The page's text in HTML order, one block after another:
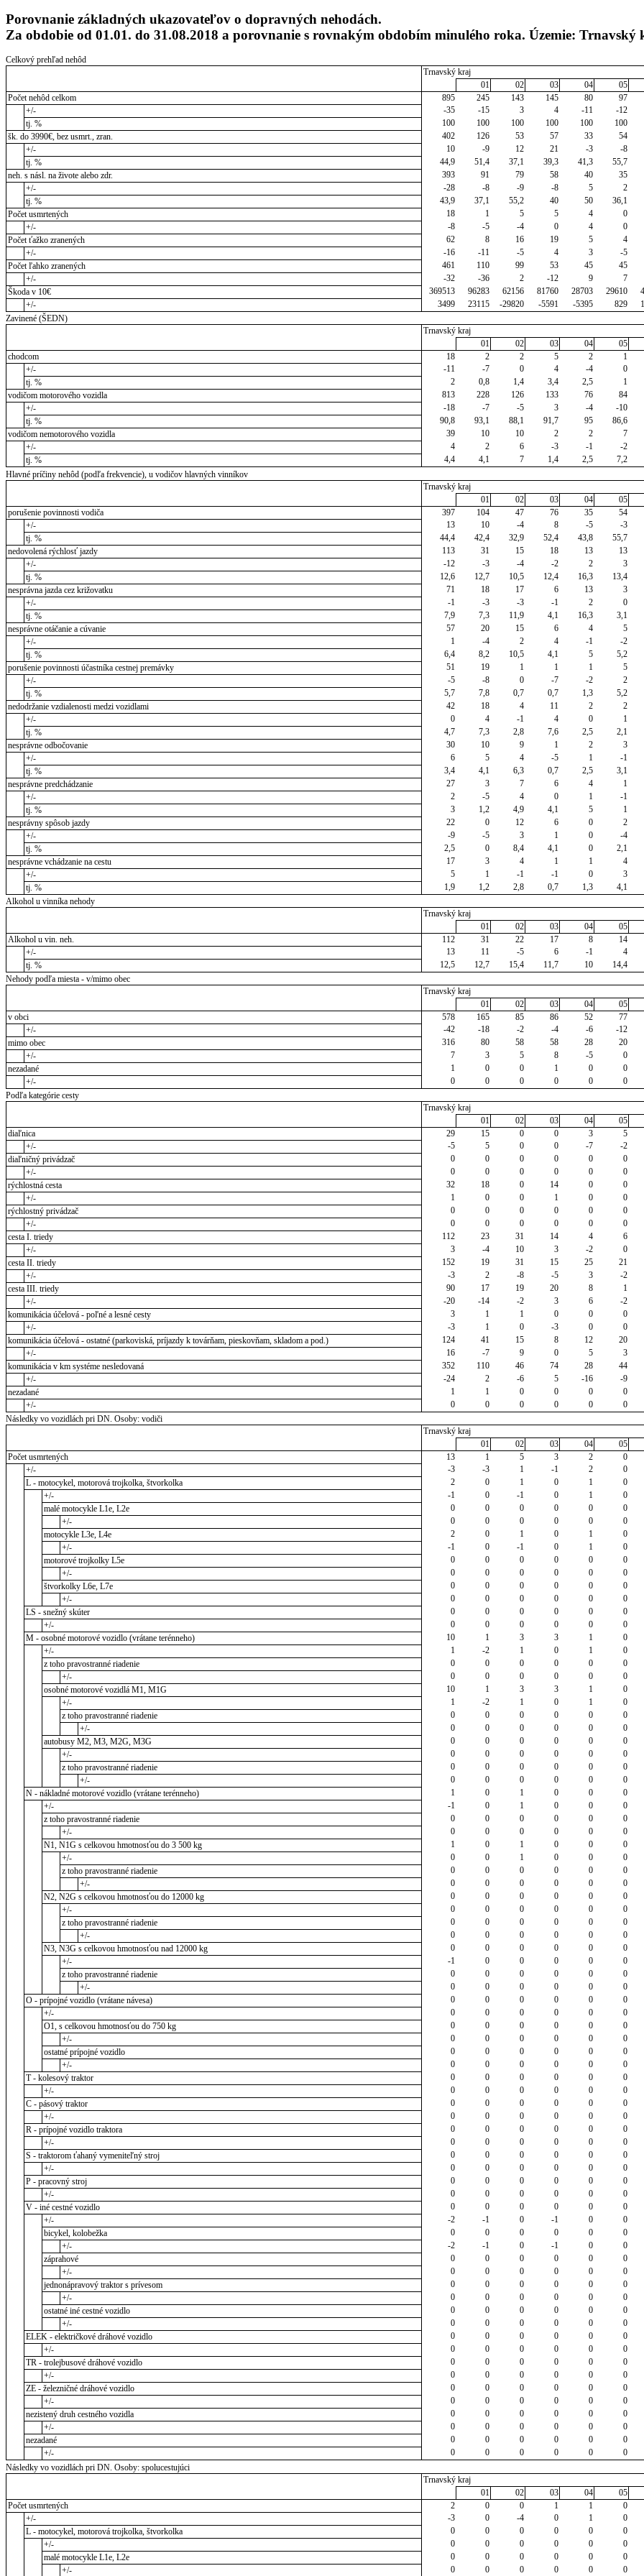
Porovnanie základných ukazovateľov o dopravných nehodách.
Za obdobie od 01.01. do 31.08.2018 a porovnanie s rovnakým obdobím minulého roka. Územie: Trnavský
Celkový prehľad nehôd
Trnavský kraj
01
02 03 04 05
Počet nehôd celkom
895 245 143 145 80 97
+/-
-35 -15 3 4 -11 -12
tj. %
100 100 100 100 100 100
šk. do 3990€, bez usmrt., zran.
402 126 53 57 33 54
+/-
10 -9 12 21 -3 -8
tj. %
44,9 51,4 37,1 39,3 41,3 55,7
neh. s násl. na živote alebo zdr.
393 91 79 58 40 35
+/-
-28 -8 -9 -8 5 2
tj. %
43,9 37,1 55,2 40 50 36,1
Počet usmrtených
18 1 5 5 4 0
+/-
-8 -5 -4 0 4 0
Počet ťažko zranených
62 8 16 19 5 4
+/-
-16 -11 -5 4 3 -5
Počet ľahko zranených
461 110 99 53 45 45
+/-
-32 -36 2 -12 9 7
Škoda v 10€
369513 96283 62156 81760 28703 29610
+/-
3499 23115 -29820 -5591 -5395 829
Zavinené (ŠEDN)
Trnavský kraj
01
02 03 04 05
chodcom
18 2 2 5 2 1
+/-
-11 -7 0 4 -4 0
tj. %
2 0,8 1,4 3,4 2,5 1
vodičom motorového vozidla
813 228 126 133 76 84
+/-
-18 -7 -5 3 -4 -10
tj. %
90,8 93,1 88,1 91,7 95 86,6
vodičom nemotorového vozidla
39 10 10 2 2 7
+/-
4 2 6 -3 -1 -2
tj. %
4,4 4,1 7 1,4 2,5 7,2
Hlavné príčiny nehôd (podľa frekvencie), u vodičov hlavných vinníkov
Trnavský kraj
01
02 03 04 05
porušenie povinnosti vodiča
397 104 47 76 35 54
+/-
13 10 -4 8 -5 -3
tj. %
44,4 42,4 32,9 52,4 43,8 55,7
nedovolená rýchlosť jazdy
113 31 15 18 13 13
+/-
-12 -3 -4 -2 2 3
tj. %
12,6 12,7 10,5 12,4 16,3 13,4
nesprávna jazda cez križovatku
71 18 17 6 13 3
+/-
-1 -3 -3 -1 2 0
tj. %
7,9 7,3 11,9 4,1 16,3 3,1
nesprávne otáčanie a cúvanie
57 20 15 6 4 5
+/-
1 -4 2 4 -1 -2
tj. %
6,4 8,2 10,5 4,1 5 5,2
porušenie povinnosti účastníka cestnej premávky
51 19 1 1 1 5
+/-
-5 -8 0 -7 -2 2
tj. %
5,7 7,8 0,7 0,7 1,3 5,2
nedodržanie vzdialenosti medzi vozidlami
42 18 4 11 2 2
+/-
0 4 -1 4 0 1
tj. %
4,7 7,3 2,8 7,6 2,5 2,1
nesprávne odbočovanie
30 10 9 1 2 3
+/-
6 5 4 -5 1 -1
tj. %
3,4 4,1 6,3 0,7 2,5 3,1
nesprávne predchádzanie
27 3 7 6 4 1
+/-
2 -5 4 0 1 -1
tj. %
3 1,2 4,9 4,1 5 1
nesprávny spôsob jazdy
22 0 12 6 0 2
+/-
-9 -5 3 1 0 -4
tj. %
2,5 0 8,4 4,1 0 2,1
nesprávne vchádzanie na cestu
17 3 4 1 1 4
+/-
5 1 -1 -1 0 3
tj. %
1,9 1,2 2,8 0,7 1,3 4,1
Alkohol u vinníka nehody
Trnavský kraj
01
02 03 04 05
Alkohol u vin. neh.
112 31 22 17 8 14
+/-
13 11 -5 6 -1 4
tj. %
12,5 12,7 15,4 11,7 10 14,4
Nehody podľa miesta - v/mimo obec
Trnavský kraj
01
02 03 04 05
v obci
578 165 85 86 52 77
+/-
-42 -18 -2 -4 -6 -12
mimo obec
316 80 58 58 28 20
+/-
7 3 5 8 -5 0
nezadané
1 0 0 1 0 0
+/-
0 0 0 0 0 0
Podľa kategórie cesty
Trnavský kraj
01
02 03 04 05
diaľnica
29 15 0 0 3 5
+/-
-5 5 0 0 -7 -2
diaľničný privádzač
0 0 0 0 0 0
+/-
0 0 0 0 0 0
rýchlostná cesta
32 18 0 14 0 0
+/-
1 0 0 1 0 0
rýchlostný privádzač
0 0 0 0 0 0
+/-
0 0 0 0 0 0
cesta I. triedy
112 23 31 14 4 6
+/-
3 -4 10 3 -2 0
cesta II. triedy
152 19 31 15 25 21
+/-
-3 2 -8 -5 3 -2
cesta III. triedy
90 17 19 20 8 1
+/-
-20 -14 -2 3 6 -2
komunikácia účelová - poľné a lesné cesty
3 1 1 0 0 0
+/-
-3 1 0 -3 0 0
komunikácia účelová - ostatné (parkoviská, príjazdy k továrňam, pieskovňam, skladom a pod.)
124 41 15 8 12 20
+/-
16 -7 9 0 5 3
komunikácia v km systéme nesledovaná
352 110 46 74 28 44
+/-
-24 2 -6 5 -16 -9
nezadané
1 1 0 0 0 0
+/-
0 0 0 0 0 0
Následky vo vozidlách pri DN. Osoby: vodiči
Trnavský kraj
01
02 03 04 05
Počet usmrtených
13 1 5 3 2 0
+/-
-3 -3 1 -1 2 0
L - motocykel, motorová trojkolka, štvorkolka
2 0 1 0 1 0
+/-
-1 0 -1 0 1 0
malé motocykle L1e, L2e
0 0 0 0 0 0
+/-
0 0 0 0 0 0
motocykle L3e, L4e
2 0 1 0 1 0
+/-
-1 0 -1 0 1 0
motorové trojkolky L5e
0 0 0 0 0 0
+/-
0 0 0 0 0 0
štvorkolky L6e, L7e
0 0 0 0 0 0
+/-
0 0 0 0 0 0
LS - snežný skúter
0 0 0 0 0 0
+/-
0 0 0 0 0 0
M - osobné motorové vozidlo (vrátane terénneho)
10 1 3 3 1 0
+/-
1 -2 1 0 1 0
z toho pravostranné riadenie
0 0 0 0 0 0
+/-
0 0 0 0 0 0
osobné motorové vozidlá M1, M1G
10 1 3 3 1 0
+/-
1 -2 1 0 1 0
z toho pravostranné riadenie
0 0 0 0 0 0
+/-
0 0 0 0 0 0
autobusy M2, M3, M2G, M3G
0 0 0 0 0 0
+/-
0 0 0 0 0 0
z toho pravostranné riadenie
0 0 0 0 0 0
+/-
0 0 0 0 0 0
N - nákladné motorové vozidlo (vrátane terénneho)
1 0 1 0 0 0
+/-
-1 0 1 0 0 0
z toho pravostranné riadenie
0 0 0 0 0 0
+/-
0 0 0 0 0 0
N1, N1G s celkovou hmotnosťou do 3 500 kg
1 0 1 0 0 0
+/-
0 0 1 0 0 0
z toho pravostranné riadenie
0 0 0 0 0 0
+/-
0 0 0 0 0 0
N2, N2G s celkovou hmotnosťou do 12000 kg
0 0 0 0 0 0
+/-
0 0 0 0 0 0
z toho pravostranné riadenie
0 0 0 0 0 0
+/-
0 0 0 0 0 0
N3, N3G s celkovou hmotnosťou nad 12000 kg
0 0 0 0 0 0
+/-
-1 0 0 0 0 0
z toho pravostranné riadenie
0 0 0 0 0 0
+/-
0 0 0 0 0 0
O - prípojné vozidlo (vrátane návesa)
0 0 0 0 0 0
+/-
0 0 0 0 0 0
O1, s celkovou hmotnosťou do 750 kg
0 0 0 0 0 0
+/-
0 0 0 0 0 0
ostatné prípojné vozidlo
0 0 0 0 0 0
+/-
0 0 0 0 0 0
T - kolesový traktor
0 0 0 0 0 0
+/-
0 0 0 0 0 0
C - pásový traktor
0 0 0 0 0 0
+/-
0 0 0 0 0 0
R - prípojné vozidlo traktora
0 0 0 0 0 0
+/-
0 0 0 0 0 0
S - traktorom ťahaný vymeniteľný stroj
0 0 0 0 0 0
+/-
0 0 0 0 0 0
P - pracovný stroj
0 0 0 0 0 0
+/-
0 0 0 0 0 0
V - iné cestné vozidlo
0 0 0 0 0 0
+/-
-2 -1 0 -1 0 0
bicykel, kolobežka
0 0 0 0 0 0
+/-
-2 -1 0 -1 0 0
záprahové
0 0 0 0 0 0
+/-
0 0 0 0 0 0
jednonápravový traktor s prívesom
0 0 0 0 0 0
+/-
0 0 0 0 0 0
ostatné iné cestné vozidlo
0 0 0 0 0 0
+/-
0 0 0 0 0 0
ELEK - električkové dráhové vozidlo
0 0 0 0 0 0
+/-
0 0 0 0 0 0
TR - trolejbusové dráhové vozidlo
0 0 0 0 0 0
+/-
0 0 0 0 0 0
ZE - železničné dráhové vozidlo
0 0 0 0 0 0
+/-
0 0 0 0 0 0
nezistený druh cestného vozidla
0 0 0 0 0 0
+/-
0 0 0 0 0 0
nezadané
0 0 0 0 0 0
+/-
0 0 0 0 0 0
Následky vo vozidlách pri DN. Osoby: spolucestujúci
Trnavský kraj
01
02 03 04 05
Počet usmrtených
2 0 0 1 1 0
+/-
-3 0 -4 0 1 0
L - motocykel, motorová trojkolka, štvorkolka
0 0 0 0 0 0
+/-
0 0 0 0 0 0
malé motocykle L1e, L2e
0 0 0 0 0 0
+/-
0 0 0 0 0 0